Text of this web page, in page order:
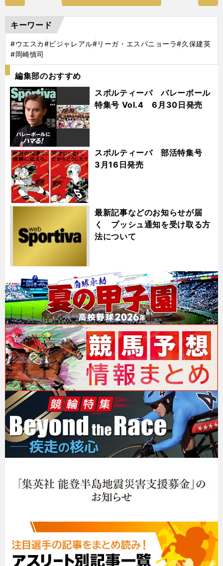
キーワード
#ウエスカ#ビジャレアル#リーガ・エスパニョーラ#久保建英
#岡崎慎司
編集部のおすすめ
スポルティーバ バレーボール
特集号 Vol.4 6月30日発売
スポルティーバ 部活特集号
3月16日発売
最新記事などのお知らせが届
く プッシュ通知を受け取る方
法について